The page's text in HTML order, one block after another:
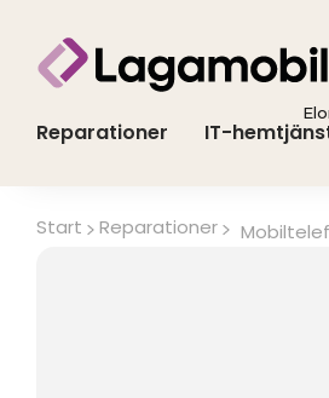
innehåll
Reparationer IT-
Start Reparationer